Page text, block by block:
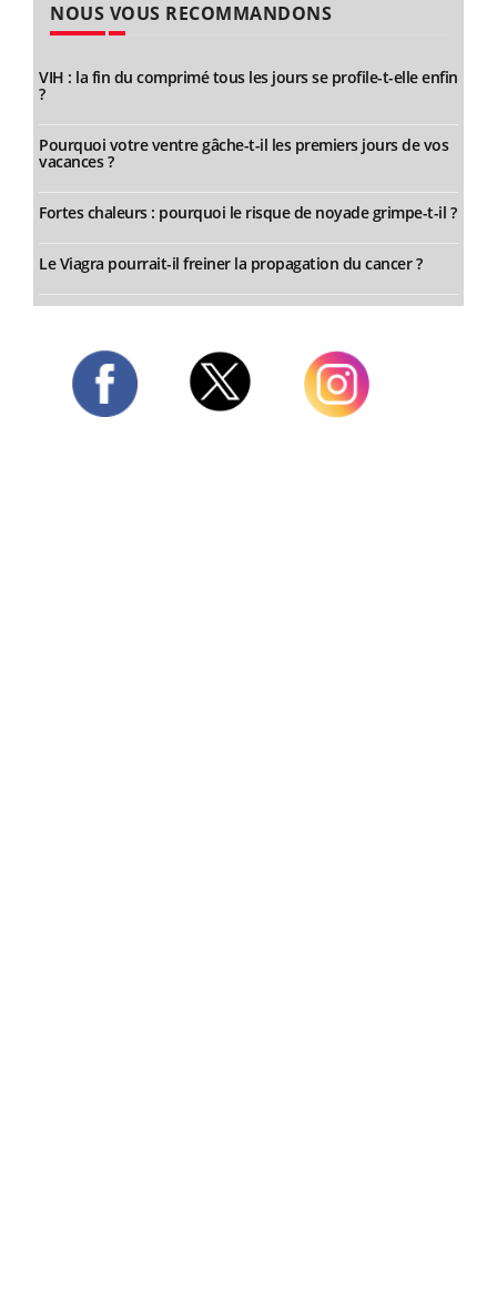
NOUS VOUS RECOMMANDONS
VIH : la fin du comprimé tous les jours se profile-t-elle enfin
?
Pourquoi votre ventre gâche-t-il les premiers jours de vos
vacances ?
Fortes chaleurs : pourquoi le risque de noyade grimpe-t-il ?
Le Viagra pourrait-il freiner la propagation du cancer ?